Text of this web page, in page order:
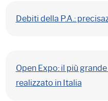
Debiti della P.A.:
Open Expo: il più
realizzato in Italia